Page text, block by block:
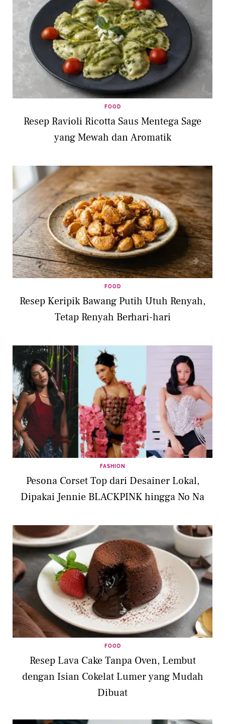
FOOD
Resep Ravioli Ricotta Saus Mentega Sage
yang Mewah dan Aromatik
FOOD
Resep Keripik Bawang Putih Utuh Renyah,
Tetap Renyah Berhari-hari
FASHION
Pesona Corset Top dari Desainer Lokal,
Dipakai Jennie BLACKPINK hingga No Na
FOOD
Resep Lava Cake Tanpa Oven, Lembut
dengan Isian Cokelat Lumer yang Mudah
Dibuat